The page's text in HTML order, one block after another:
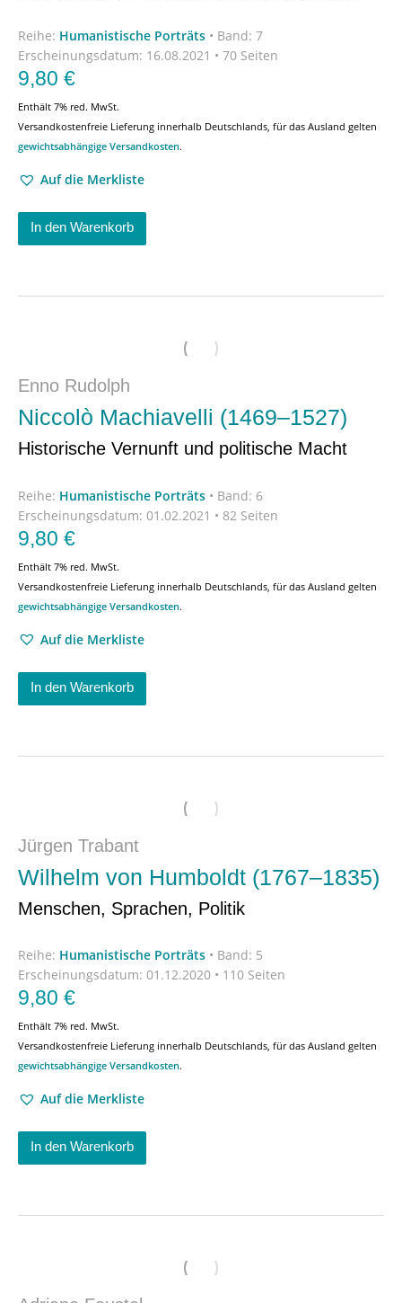
Reihe: Humanistische Porträts • Band: 7
Erscheinungsdatum: 16.08.2021 • 70 Seiten
9,80 €
Enthält 7% red. MwSt.
Versandkostenfreie Lieferung innerhalb Deutschlands, für das Ausland gelten
gewichtsabhängige Versandkosten.
Auf die Merkliste
In den Warenkorb
Enno Rudolph
Niccolò Machiavelli (1469–1527)
Historische Vernunft und politische Macht
Reihe: Humanistische Porträts • Band: 6
Erscheinungsdatum: 01.02.2021 • 82 Seiten
9,80 €
Enthält 7% red. MwSt.
Versandkostenfreie Lieferung innerhalb Deutschlands, für das Ausland gelten
gewichtsabhängige Versandkosten.
Auf die Merkliste
In den Warenkorb
Jürgen Trabant
Wilhelm von Humboldt (1767–1835)
Menschen, Sprachen, Politik
Reihe: Humanistische Porträts • Band: 5
Erscheinungsdatum: 01.12.2020 • 110 Seiten
9,80 €
Enthält 7% red. MwSt.
Versandkostenfreie Lieferung innerhalb Deutschlands, für das Ausland gelten
gewichtsabhängige Versandkosten.
Auf die Merkliste
In den Warenkorb